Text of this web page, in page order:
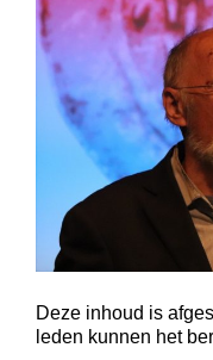
Deze inhoud is
leden kunnen het